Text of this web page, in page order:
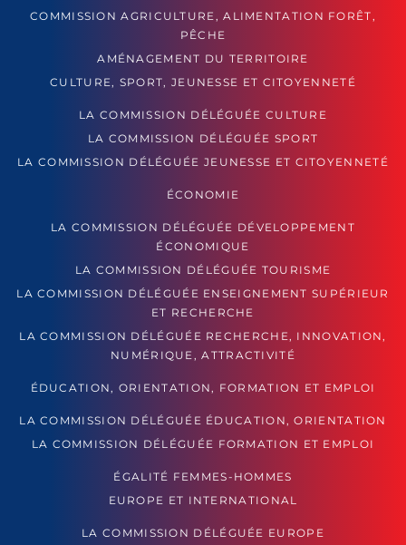
COMMISSION AGRICULTURE, ALIMENTATION FORÊT,
PÊCHE
AMÉNAGEMENT DU TERRITOIRE
CULTURE, SPORT, JEUNESSE ET CITOYENNETÉ
LA COMMISSION DÉLÉGUÉE CULTURE
LA COMMISSION DÉLÉGUÉE SPORT
LA COMMISSION DÉLÉGUÉE JEUNESSE ET CITOYENNETÉ
ÉCONOMIE
LA COMMISSION DÉLÉGUÉE DÉVELOPPEMENT
ÉCONOMIQUE
LA COMMISSION DÉLÉGUÉE TOURISME
LA COMMISSION DÉLÉGUÉE ENSEIGNEMENT SUPÉRIEUR
ET RECHERCHE
LA COMMISSION DÉLÉGUÉE RECHERCHE, INNOVATION,
NUMÉRIQUE, ATTRACTIVITÉ
ÉDUCATION, ORIENTATION, FORMATION ET EMPLOI
LA COMMISSION DÉLÉGUÉE ÉDUCATION, ORIENTATION
LA COMMISSION DÉLÉGUÉE FORMATION ET EMPLOI
ÉGALITÉ FEMMES-HOMMES
EUROPE ET INTERNATIONAL
LA COMMISSION DÉLÉGUÉE EUROPE